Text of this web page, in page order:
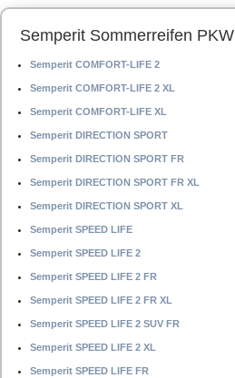
Semperit Sommerreifen PKW
Semperit COMFORT-LIFE 2
Semperit COMFORT-LIFE 2 XL
Semperit COMFORT-LIFE XL
Semperit DIRECTION SPORT
Semperit DIRECTION SPORT FR
Semperit DIRECTION SPORT FR XL
Semperit DIRECTION SPORT XL
Semperit SPEED LIFE
Semperit SPEED LIFE 2
Semperit SPEED LIFE 2 FR
Semperit SPEED LIFE 2 FR XL
Semperit SPEED LIFE 2 SUV FR
Semperit SPEED LIFE 2 XL
Semperit SPEED LIFE FR